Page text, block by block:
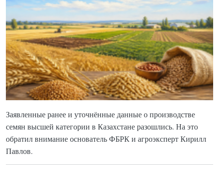
Заявленные ранее и уточнённые данные о производстве
семян высшей категории в Казахстане разошлись. На это
обратил внимание основатель ФБРК и агроэксперт Кирилл
Павлов.